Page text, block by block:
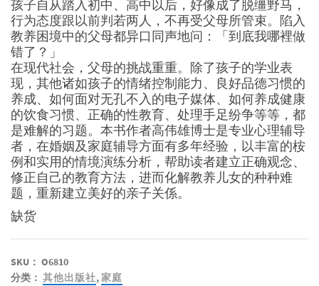
孩子自从踏入初中、高中以后，好像成了脱缰野马，
行为态度跟以前判若两人，不再受父母所管束。陷入
教养困境中的父母都异口同声地问：「到底我哪裡做
错了？」
在现代社会，父母的挑战重重。除了孩子的学业表
现，其他诸如孩子的情绪控制能力、良好品德习惯的
养成、如何面对无孔不入的电子媒体、如何养成健康
的饮食习惯、正确的性教育、处理手足纷争等等，都
是难解的习题。本书作者高伟雄博士是专业心理辅导
者，在婚姻及家庭辅导方面有多年经验，以丰富的桉
例和实用的情境演练分析，帮助读者建立正确观念、
修正自己的教育方法，进而化解教养儿女的种种难
题，重新建立美好的亲子关係。
缺货
SKU： O6810
分类： 其他出版社,家庭